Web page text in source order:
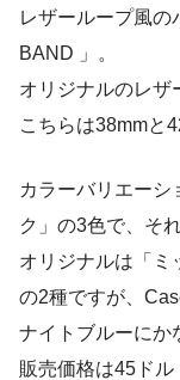
レザーループ風の
BAND 」
。
オリジナルのレザ
こちらは38mmと
カラーバリエーシ
ク」の3色で、そ
オリジナルは「ミ
の2種ですが、
ナイトブルーにか
販売価格は45ド